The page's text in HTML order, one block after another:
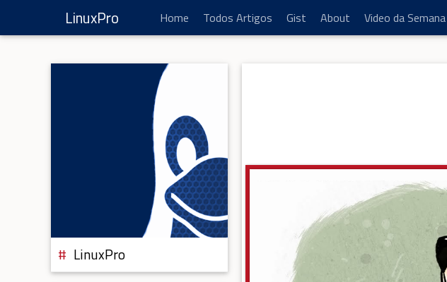
LinuxPro Home Todos Artigos Gist About Video da Semana
LinuxPro